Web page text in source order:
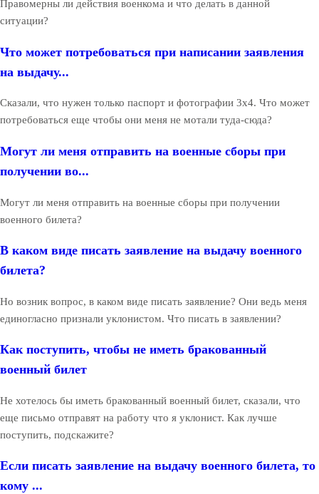
Правомерны ли действия военкома и что делать в данной
ситуации?
Что может потребоваться при написании заявления
на выдачу...
Сказали, что нужен только паспорт и фотографии 3х4. Что может
потребоваться еще чтобы они меня не мотали туда-сюда?
Могут ли меня отправить на военные сборы при
получении во...
Могут ли меня отправить на военные сборы при получении
военного билета?
В каком виде писать заявление на выдачу военного
билета?
Но возник вопрос, в каком виде писать заявление? Они ведь меня
единогласно признали уклонистом. Что писать в заявлении?
Как поступить, чтобы не иметь бракованный
военный билет
Не хотелось бы иметь бракованный военный билет, сказали, что
еще письмо отправят на работу что я уклонист. Как лучше
поступить, подскажите?
Если писать заявление на выдачу военного билета, то
кому ...